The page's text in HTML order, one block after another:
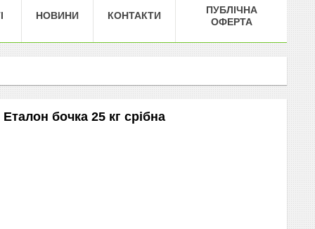
НОВИНИ КОНТАКТИ
ПУБЛІЧНА
ОФЕРТА
бочка 25 кг срібна